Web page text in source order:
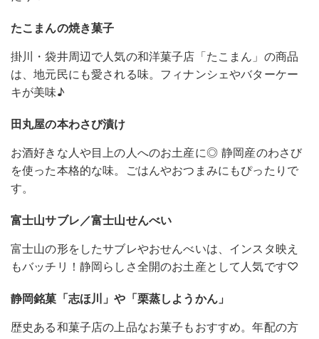
たこまんの焼き菓子
掛川・袋井周辺で人気の和洋菓子店「たこまん」の商品
は、地元民にも愛される味。フィナンシェやバターケー
キが美味♪
田丸屋の本わさび漬け
お酒好きな人や目上の人へのお土産に◎ 静岡産のわさび
を使った本格的な味。ごはんやおつまみにもぴったりで
す。
富士山サブレ／富士山せんべい
富士山の形をしたサブレやおせんべいは、インスタ映え
もバッチリ！静岡らしさ全開のお土産として人気です♡
静岡銘菓「志ほ川」や「栗蒸しようかん」
歴史ある和菓子店の上品なお菓子もおすすめ。年配の方